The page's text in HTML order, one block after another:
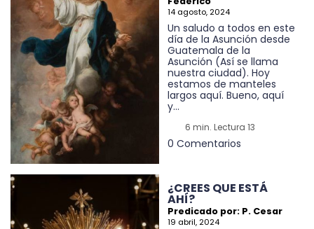
14 agosto, 2024
Un saludo a todos en este
día de la Asunción desde
Guatemala de la
Asunción (Así se llama
nuestra ciudad). Hoy
estamos de manteles
largos aquí. Bueno, aquí
y...
6 min. Lectura 13
0 Comentarios
¿CREES QUE ESTÁ
AHÍ?
Predicado por: P. Cesar
19 abril, 2024